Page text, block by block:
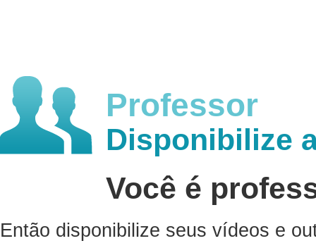
Professor
Disponibilize
Você é
Então disponibilize seus vídeos e